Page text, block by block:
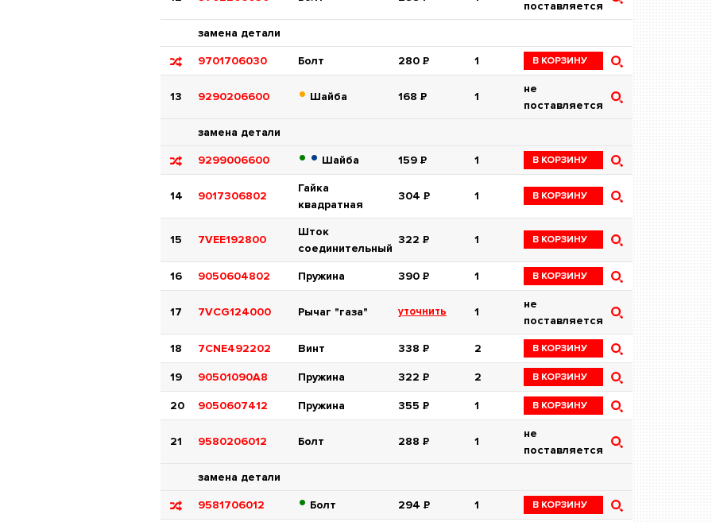
поставляется
замена детали
9701706030 Болт 280 Р 1 В КОРЗИНУ
13 9290206600 • Шайба 168 Р 1
не
поставляется
замена детали
9299006600 • • Шайба 159 Р 1 В КОРЗИНУ
14 9017306802
Гайка
квадратная
304 Р 1 В КОРЗИНУ
15 7VEE192800
Шток
соединительный
322 Р 1 В КОРЗИНУ
16 9050604802 Пружина 390 Р 1 В КОРЗИНУ
17 7VCG124000 Рычаг "газа" уточнить 1
не
поставляется
18 7CNE492202 Винт 338 Р 2 В КОРЗИНУ
19 90501090A8 Пружина 322 Р 2 В КОРЗИНУ
20 9050607412 Пружина 355 Р 1 В КОРЗИНУ
21 9580206012 Болт 288 Р 1
не
поставляется
замена детали
9581706012 • Болт 294 Р 1 В КОРЗИНУ